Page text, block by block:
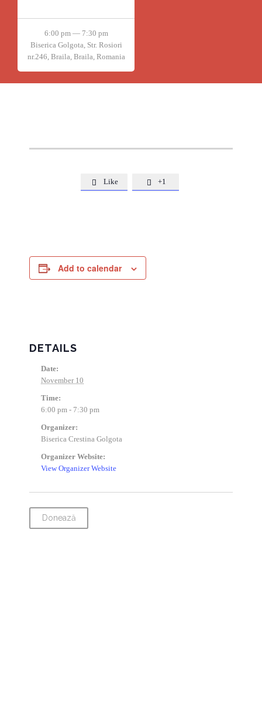
6:00 pm — 7:30 pm
Biserica Golgota, Str. Rosiori
nr.246, Braila, Braila, Romania
 Like  +1
Add to calendar
DETAILS
Date:
November 10
Time:
6:00 pm - 7:30 pm
Organizer:
Biserica Crestina Golgota
Organizer Website:
View Organizer Website
Donează